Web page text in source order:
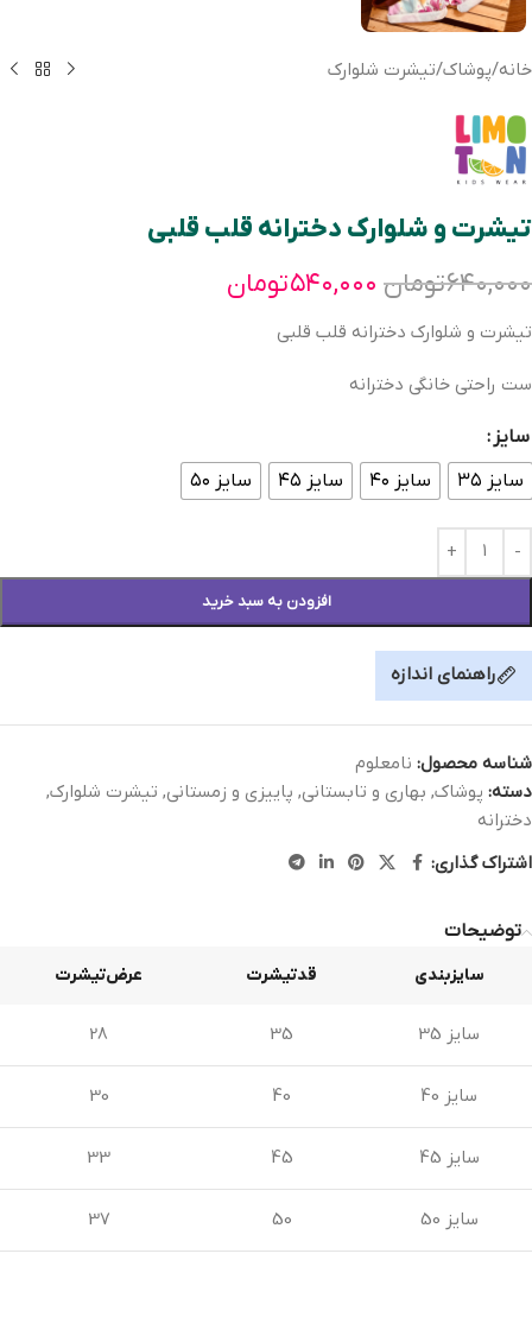
خانه/پوشاک/تیشرت شلوارک
تیشرت و شلوارک دخترانه قلب قلبی
۶۴۰,۰۰۰تومان ۵۴۰,۰۰۰تومان
تیشرت و شلوارک دخترانه قلب قلبی
ست راحتی خانگی دخترانه
سایز
سایز ۳۵
سایز ۴۰ سایز ۴۵ سایز ۵۰
افزودن به سبد خرید
راهنمای اندازه
شناسه محصول: نامعلوم
دسته: پوشاک, بهاری و تابستانی, پاییزی و زمستانی, تیشرت شلوارک,
دخترانه
اشتراک گذاری:
توضیحات
سایزبندی قدتیشرت عرض‌تیشرت
سایز 35 35
28
سایز 40 40
30
سایز 45 45
33
سایز 50 50
37